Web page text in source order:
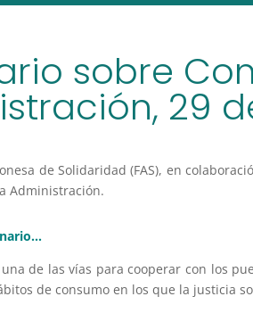
sobre
29
de Solidaridad (FAS), en
Administración.
de las vías para cooperar con los
de consumo en los que la justicia